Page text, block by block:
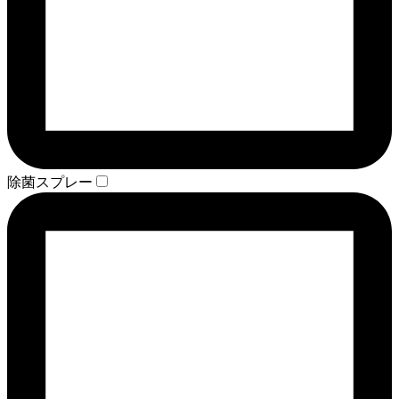
除菌スプレー